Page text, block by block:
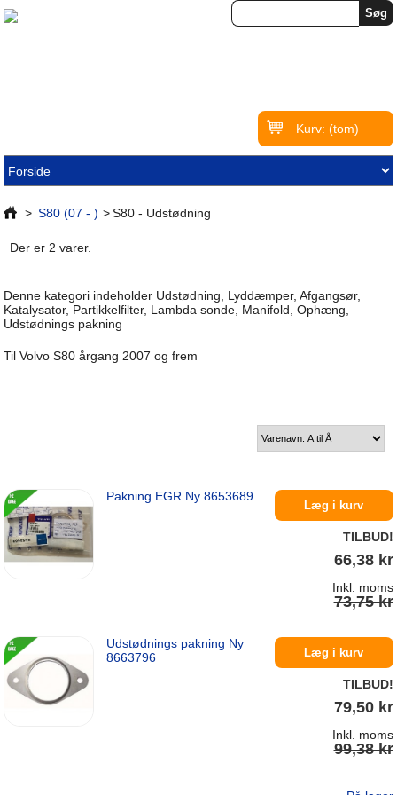
Kurv: (tom)
> S80 (07 - ) > S80 - Udstødning
Der er 2 varer.
Denne kategori indeholder Udstødning, Lyddæmper, Afgangsør,
Katalysator, Partikkelfilter, Lambda sonde, Manifold, Ophæng,
Udstødnings pakning
Til Volvo S80 årgang 2007 og frem
Pakning EGR Ny 8653689
Læg i kurv
TILBUD!
66,38 kr
Inkl. moms
73,75 kr
På lager
Udstødnings pakning Ny
8663796
Læg i kurv
TILBUD!
79,50 kr
Inkl. moms
99,38 kr